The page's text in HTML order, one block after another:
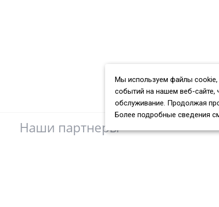
Наши партнеры
Мы используем файлы cookie,
событий на нашем веб-сайте,
обслуживание. Продолжая
Более подробные сведения